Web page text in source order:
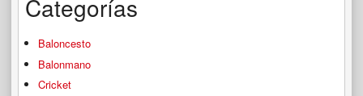
Categorías
Baloncesto
Balonmano
Cricket